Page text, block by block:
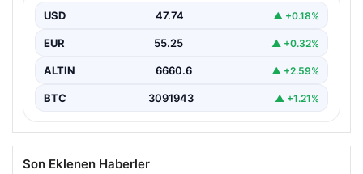
USD 47.74 ▲ +0.18%
EUR 55.25 ▲ +0.32%
ALTIN 6660.6 ▲ +2.59%
BTC 3091943 ▲ +1.21%
Son Eklenen Haberler